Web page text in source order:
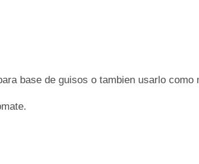
base de guisos o tambien usarlo como